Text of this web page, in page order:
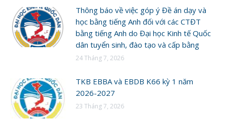
Thông báo về việc góp ý Đề án dạy và
học bằng tiếng Anh đối với các CTĐT
bằng tiếng Anh do Đại học Kinh tế Quốc
dân tuyển sinh, đào tạo và cấp bằng
24 Tháng 7, 2026
TKB EBBA và EBDB K66 kỳ 1 năm
2026-2027
23 Tháng 7, 2026